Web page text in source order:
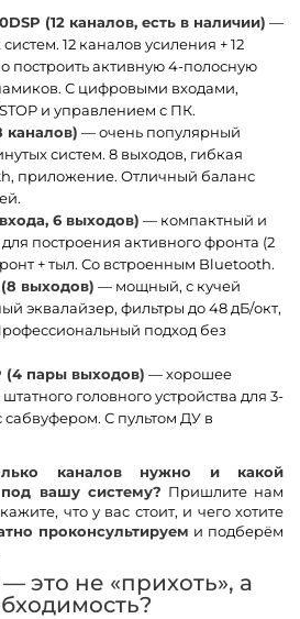
(12 каналов, есть в наличии) —
12 каналов усиления + 12
построить активную 4-полосную
С цифровыми входами,
и управлением с ПК.
каналов) — очень популярный
систем. 8 выходов, гибкая
приложение. Отличный баланс
6 выходов) — компактный и
построения активного фронта (2
+ тыл. Со встроенным Bluetooth.
выходов) — мощный, с кучей
эквалайзер, фильтры до 48 дБ/окт,
подход без
(4 пары выходов) — хорошее
головного устройства для 3-
сабвуфером. С пультом ДУ в
каналов нужно и какой
вашу систему? Пришлите нам
что у вас стоит, и чего хотите
проконсультируем и подберём
это не «прихоть», а